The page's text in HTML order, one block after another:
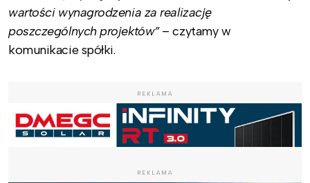
wartości wynagrodzenia za realizację
poszczególnych projektów”– czytamy w
komunikacie spółki.
REKLAMA
REKLAMA